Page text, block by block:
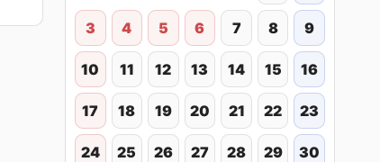
3 4 5 6 7 8 9
10 11 12 13 14 15 16
17 18 19 20 21 22 23
24 25 26 27 28 29 30